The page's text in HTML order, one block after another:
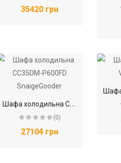
35420 грн
Ш
афа холодильна CC35DM-P600FD SnaigeGooder
(0)
27104 грн